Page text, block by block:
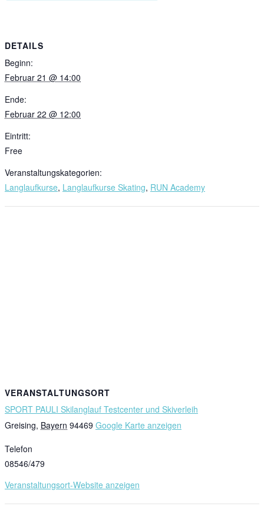
DETAILS
Beginn:
Februar 21 @ 14:00
Ende:
Februar 22 @ 12:00
Eintritt:
Free
Veranstaltungskategorien:
Langlaufkurse, Langlaufkurse Skating, RUN Academy
VERANSTALTUNGSORT
SPORT PAULI Skilanglauf Testcenter und Skiverleih
Greising, Bayern 94469 Google Karte anzeigen
Telefon
08546/479
Veranstaltungsort-Website anzeigen